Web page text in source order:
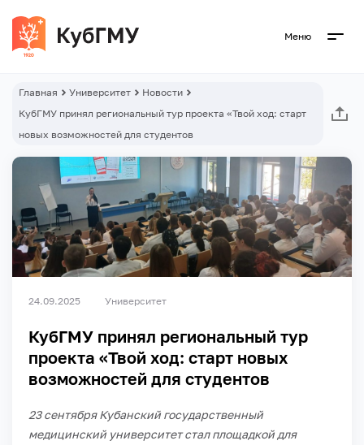
Меню
Главная Университет
Новости
КубГМУ принял региональный тур проекта «Твой ход: старт
новых возможностей для студентов
24.09.2025 Университет
КубГМУ принял региональный тур
проекта «Твой ход: старт новых
возможностей для студентов
23 сентября Кубанский государственный
медицинский университет стал площадкой для